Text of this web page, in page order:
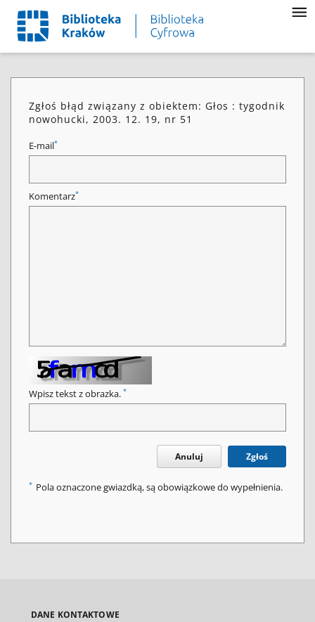
Zgłoś błąd związany z obiektem: Głos : tygodnik
nowohucki, 2003. 12. 19, nr 51
E-mail*
Komentarz*
Wpisz tekst z obrazka. *
Anuluj Zgłoś
* Pola oznaczone gwiazdką, są obowiązkowe do wypełnienia.
DANE KONTAKTOWE